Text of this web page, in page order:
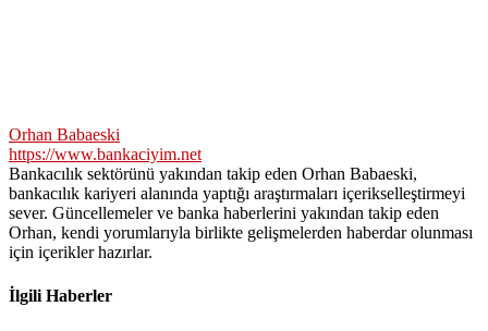
Orhan Babaeski
https://www.bankaciyim.net
Bankacılık sektörünü yakından takip eden Orhan Babaeski,
bankacılık kariyeri alanında yaptığı araştırmaları içerikselleştirmeyi
sever. Güncellemeler ve banka haberlerini yakından takip eden
Orhan, kendi yorumlarıyla birlikte gelişmelerden haberdar olunması
için içerikler hazırlar.
İlgili Haberler